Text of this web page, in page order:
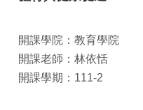
開課學院：教育學院
開課老師：林依恬
開課學期：111-2